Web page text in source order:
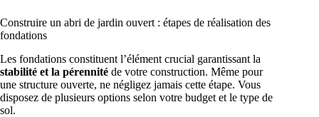
Construire un abri de jardin ouvert : étapes de réalisation des
fondations
Les fondations constituent l’élément crucial garantissant la
stabilité et la pérennité de votre construction. Même pour
une structure ouverte, ne négligez jamais cette étape. Vous
disposez de plusieurs options selon votre budget et le type de
sol.